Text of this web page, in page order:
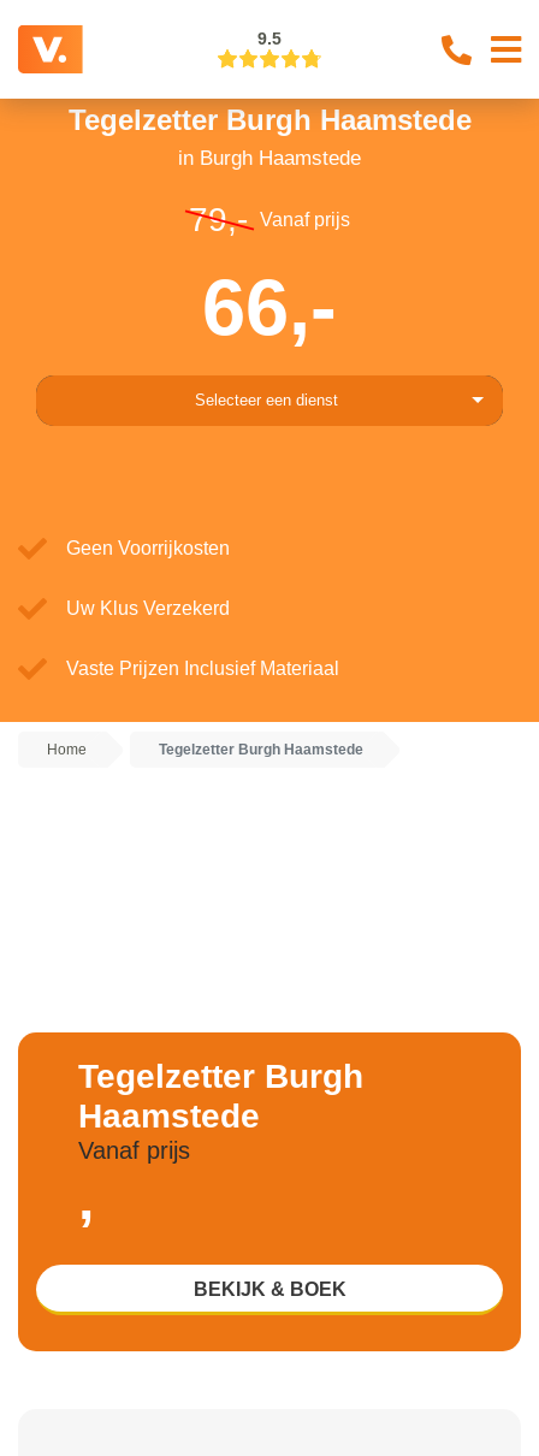
9.5
Tegelzetter Burgh Haamstede
in Burgh Haamstede
79,- Vanaf prijs
66,-
Selecteer een dienst
Geen Voorrijkosten
Uw Klus Verzekerd
Vaste Prijzen Inclusief Materiaal
Home Tegelzetter Burgh Haamstede
Tegelzetter Burgh
Haamstede
Vanaf prijs
,
BEKIJK & BOEK